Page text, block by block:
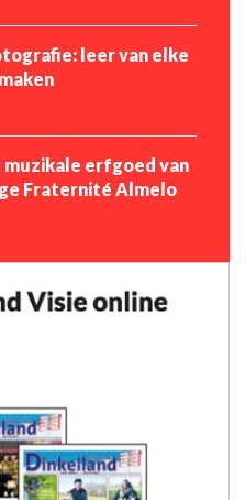
leer van elke
erfgoed van
Fraternité Almelo